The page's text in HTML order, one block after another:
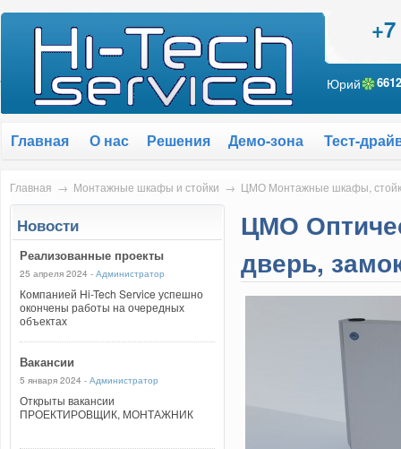
Юрий
Главная О нас Решения Демо-зона Тест-
Главная → Монтажные шкафы и стойки → ЦМО Монтажные шкафы,
Новости
Реализованные проекты
25 апреля 2024 - Администратор
Компанией Hi-Tech Service успешно
окончены работы на очередных
объектах
Вакансии
5 января 2024 - Администратор
Открыты вакансии
ПРОЕКТИРОВЩИК, МОНТАЖНИК
ЦМО
дверь,